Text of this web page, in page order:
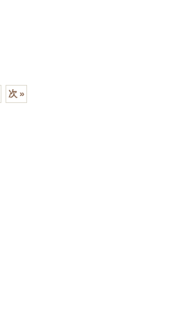
次 »